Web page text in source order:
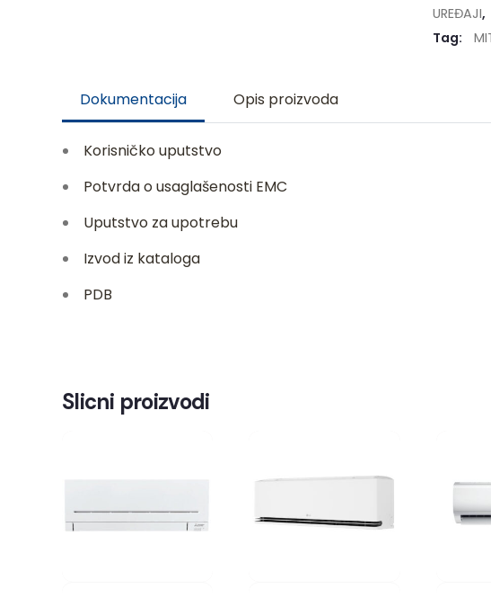
UREĐAJI,
Tag:
Dokumentacija Opis proizvoda
Korisničko uputstvo
Potvrda o usaglašenosti EMC
Uputstvo za upotrebu
Izvod iz kataloga
PDB
Slicni proizvodi